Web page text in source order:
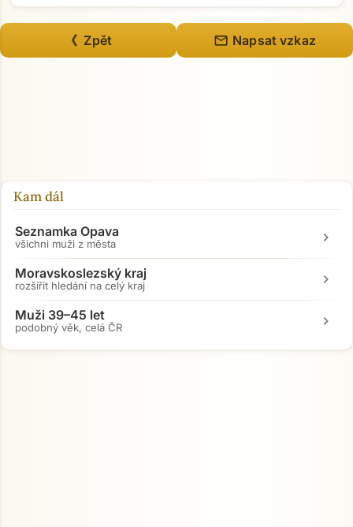
Přejít na hlavní obsah
《 Zpět mail Napsat vzkaz
Kam dál
Seznamka Opava
všichni muži z města chevron_right
Moravskoslezský kraj
rozšířit hledání na celý kraj chevron_right
Muži 39–45 let
podobný věk, celá ČR chevron_right